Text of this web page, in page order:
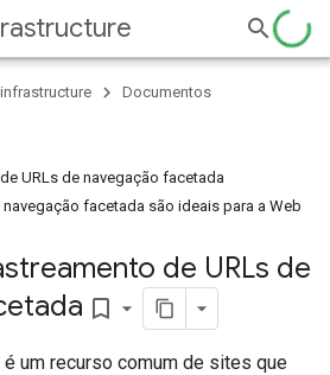
Documentos
URLs de navegação facetada
facetada são ideais para a Web
de URLs de
bookmark_border
um recurso comum de sites que